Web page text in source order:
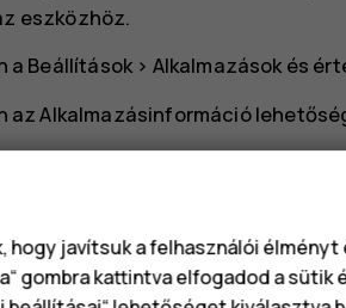
eszközhöz.
a Beállítások> Alkalmazások és
azAlkalmazásinformáció
lehetőségre.
jelenlététől függő egyéb
a telepített alkalmazás
javítsuk a felhasználói élményt
gombra kattintva elfogadod a sütik